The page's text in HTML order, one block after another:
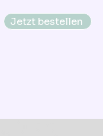
Jetzt bestellen